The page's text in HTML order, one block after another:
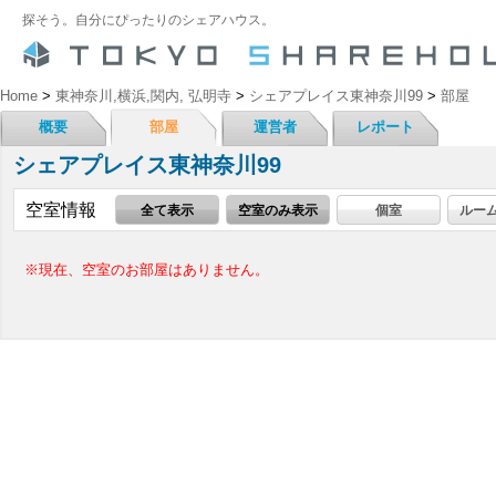
探そう。自分にぴったりのシェアハウス。
Home > 東神奈川,横浜,関内, 弘明寺 > シェアプレイス東神奈川99 > 部屋
概要
部屋 運営者 レポート
シェアプレイス東神奈川99
空室情報 全て表示 空室のみ表示 個室 ルー
※現在、空室のお部屋はありません。